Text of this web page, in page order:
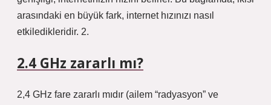
arasındaki en büyük fark, internet hızınızı nasıl
etkiledikleridir. 2.
2.4 GHz zararlı mı?
2,4 GHz fare zararlı mıdır (ailem “radyasyon” ve